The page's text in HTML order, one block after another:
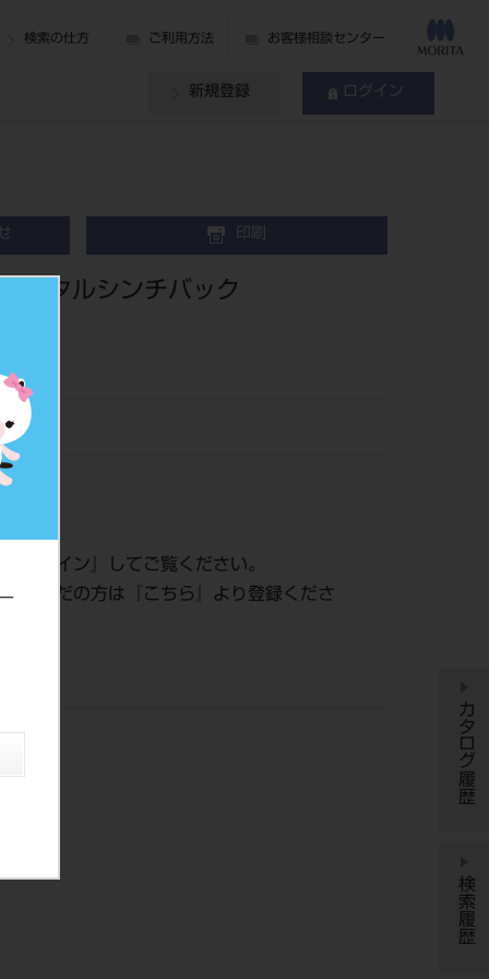
検索の仕方 ご利用方法 お客様相談センター
新規登録 ログイン
印刷
スタルシンチバック
ログイン 』してご覧ください。
がまだの方は『
こちら 』より登録くださ
カタログ履歴
検索履歴